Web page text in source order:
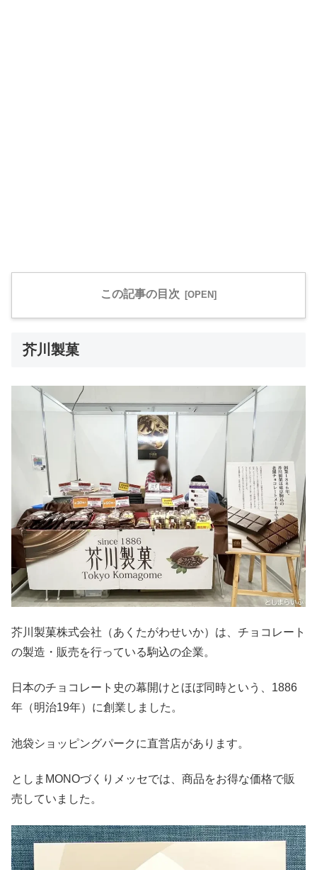
この記事の目次
芥川製菓
芥川製菓株式会社（あくたがわせいか）は、チョコレート
の製造・販売を行っている駒込の企業。
日本のチョコレート史の幕開けとほぼ同時という、1886
年（明治19年）に創業しました。
池袋ショッピングパークに直営店があります。
としまMONOづくりメッセでは、商品をお得な価格で販
売していました。